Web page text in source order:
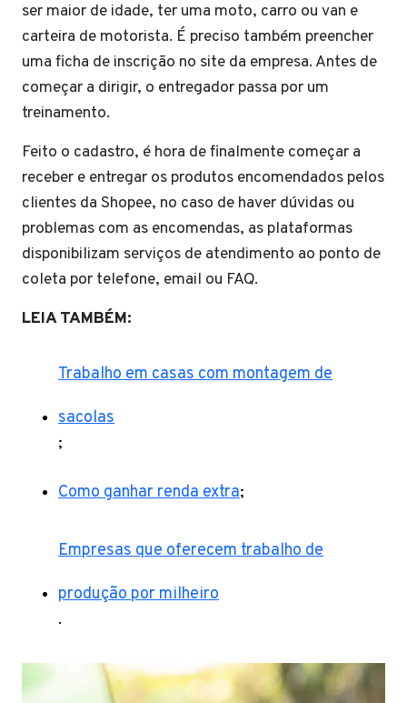
ser maior de idade, ter uma moto, carro ou van e
carteira de motorista. É preciso também preencher
uma ficha de inscrição no site da empresa. Antes de
começar a dirigir, o entregador passa por um
treinamento.
Feito o cadastro, é hora de finalmente começar a
receber e entregar os produtos encomendados pelos
clientes da Shopee, no caso de haver dúvidas ou
problemas com as encomendas, as plataformas
disponibilizam serviços de atendimento ao ponto de
coleta por telefone, email ou FAQ.
LEIA TAMBÉM:
Trabalho em casas com montagem de
sacolas
;
Como ganhar renda extra;
Empresas que oferecem trabalho de
produção por milheiro
.